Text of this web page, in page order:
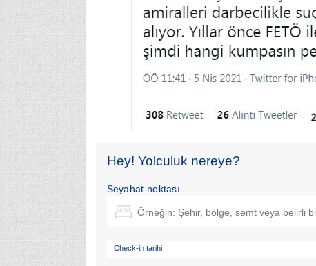
Hey! Yolculuk nereye?
Seyahat noktası
Check-in tarihi